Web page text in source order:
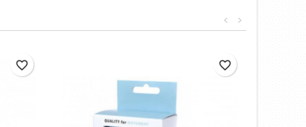
>
<
favorite_border favorite_border